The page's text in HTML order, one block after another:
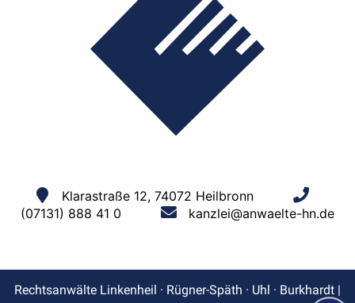
Klarastraße 12, 74072 Heilbronn
(07131) 888 41 0
kanzlei@anwaelte-hn.de
Rechtsanwälte Linkenheil · Rügner-Späth · Uhl · Burkhardt |